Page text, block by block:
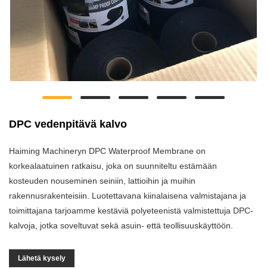
DPC vedenpitävä kalvo
Haiming Machineryn DPC Waterproof Membrane on
korkealaatuinen ratkaisu, joka on suunniteltu estämään
kosteuden nouseminen seiniin, lattioihin ja muihin
rakennusrakenteisiin. Luotettavana kiinalaisena valmistajana ja
toimittajana tarjoamme kestäviä polyeteenistä valmistettuja DPC-
kalvoja, jotka soveltuvat sekä asuin- että teollisuuskäyttöön.
Lähetä kysely